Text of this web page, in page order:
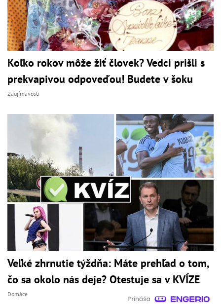
Koľko rokov môže žiť človek? Vedci prišli s
prekvapivou odpoveďou! Budete v šoku
Zaujímavosti
Veľké zhrnutie týždňa: Máte prehľad o tom,
čo sa okolo nás deje? Otestuje sa v KVÍZE
Domáce